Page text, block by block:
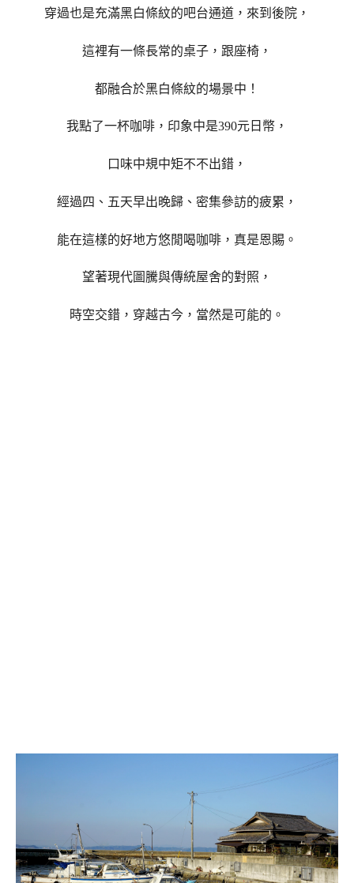
穿過也是充滿黑白條紋的吧台通道，來到後院，
這裡有一條長常的桌子，跟座椅，
都融合於黑白條紋的場景中！
我點了一杯咖啡，印象中是390元日幣，
口味中規中矩不不出錯，
經過四、五天早出晚歸、密集參訪的疲累，
能在這樣的好地方悠閒喝咖啡，真是恩賜。
望著現代圖騰與傳統屋舍的對照，
時空交錯，穿越古今，當然是可能的。